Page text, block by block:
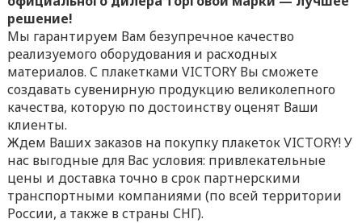
решение!
Мы гарантируем Вам безупречное качество
реализуемого оборудования и расходных
материалов. С плакетками VICTORY Вы сможете
создавать сувенирную продукцию великолепного
качества, которую по достоинству оценят Ваши
клиенты.
Ждем Ваших заказов на покупку плакеток VICTORY! У
нас выгодные для Вас условия: привлекательные
цены и доставка точно в срок партнерскими
транспортными компаниями (по всей территории
России, а также в страны СНГ).